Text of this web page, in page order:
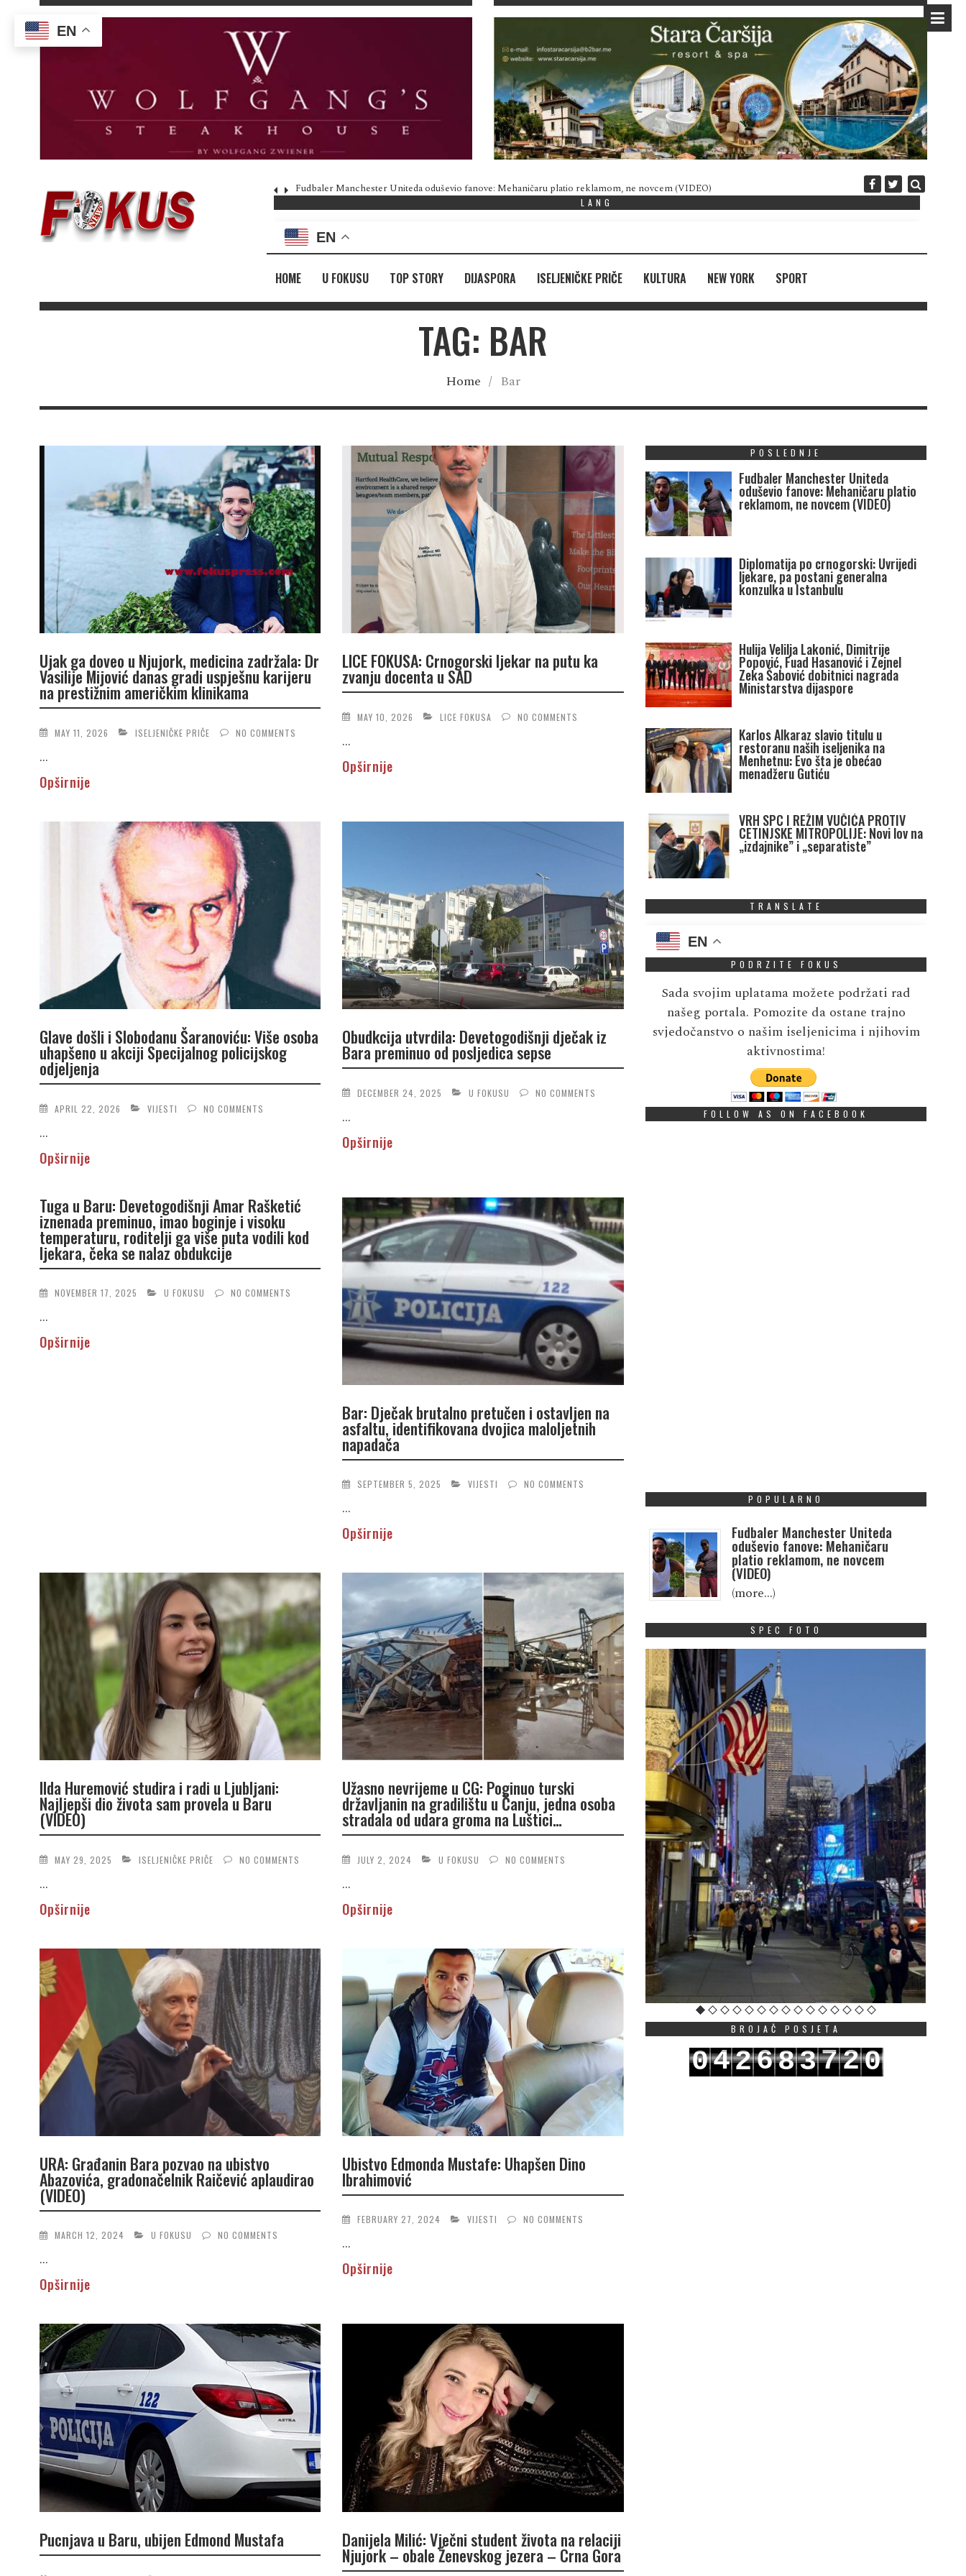
Fudbaler Manchester Uniteda oduševio fanove: Mehaničaru platio reklamom, ne novcem (VIDEO) Diplomatija po
LANG
EN
HOME U FOKUSU TOP STORY DIJASPORA ISELJENIČKE PRIČE KULTURA NEW YORK SPORT
TAG: BAR
Home / Bar
Ujak ga doveo u Njujork, medicina zadržala: Dr
Vasilije Mijović danas gradi uspješnu karijeru
na prestižnim američkim klinikama
MAY 11, 2026 ISELJENIČKE PRIČE NO COMMENTS
...
Opširnije
LICE FOKUSA: Crnogorski ljekar na putu ka
zvanju docenta u SAD
MAY 10, 2026 LICE FOKUSA NO COMMENTS
...
Opširnije
Glave došli i Slobodanu Šaranoviću: Više osoba
uhapšeno u akciji Specijalnog policijskog
odjeljenja
APRIL 22, 2026 VIJESTI NO COMMENTS
...
Opširnije
Obudkcija utvrdila: Devetogodišnji dječak iz
Bara preminuo od posljedica sepse
DECEMBER 24, 2025 U FOKUSU NO COMMENTS
...
Opširnije
Tuga u Baru: Devetogodišnji Amar Rašketić
iznenada preminuo, imao boginje i visoku
temperaturu, roditelji ga više puta vodili kod
ljekara, čeka se nalaz obdukcije
NOVEMBER 17, 2025 U FOKUSU NO COMMENTS
...
Opširnije
Bar: Dječak brutalno pretučen i ostavljen na
asfaltu, identifikovana dvojica maloljetnih
napadača
SEPTEMBER 5, 2025 VIJESTI NO COMMENTS
...
Opširnije
Ilda Huremović studira i radi u Ljubljani:
Najljepši dio života sam provela u Baru
(VIDEO)
MAY 29, 2025 ISELJENIČKE PRIČE NO COMMENTS
...
Opširnije
Užasno nevrijeme u CG: Poginuo turski
državljanin na gradilištu u Čanju, jedna osoba
stradala od udara groma na Luštici…
JULY 2, 2024 U FOKUSU NO COMMENTS
...
Opširnije
URA: Građanin Bara pozvao na ubistvo
Abazovića, gradonačelnik Raičević aplaudirao
(VIDEO)
MARCH 12, 2024 U FOKUSU NO COMMENTS
...
Opširnije
Ubistvo Edmonda Mustafe: Uhapšen Dino
Ibrahimović
FEBRUARY 27, 2024 VIJESTI NO COMMENTS
...
Opširnije
Pucnjava u Baru, ubijen Edmond Mustafa Danijela Milić: Vječni student života na relaciji
Njujork – obale Ženevskog jezera – Crna Gora
POSLEDNJE
Fudbaler Manchester Uniteda
oduševio fanove: Mehaničaru platio
reklamom, ne novcem (VIDEO)
Diplomatija po crnogorski: Uvrijedi
ljekare, pa postani generalna
konzulka u Istanbulu
Hulija Velilja Lakonić, Dimitrije
Popović, Fuad Hasanović i Zejnel
Zeka Šabović dobitnici nagrada
Ministarstva dijaspore
Karlos Alkaraz slavio titulu u
restoranu naših iseljenika na
Menhetnu: Evo šta je obećao
menadžeru Gutiću
VRH SPC I REŽIM VUČIĆA PROTIV
CETINJSKE MITROPOLIJE: Novi lov na
„izdajnike” i „separatiste”
TRANSLATE
EN
PODRZITE FOKUS
Sada svojim uplatama možete podržati rad
našeg portala. Pomozite da ostane trajno
svjedočanstvo o našim iseljenicima i njihovim
aktivnostima!
FOLLOW AS ON FACEBOOK
POPULARNO
Fudbaler Manchester Uniteda
oduševio fanove: Mehaničaru
platio reklamom, ne novcem
(VIDEO)
(more…)
SPEC FOTO
BROJAČ POSJETA
042683720
EN